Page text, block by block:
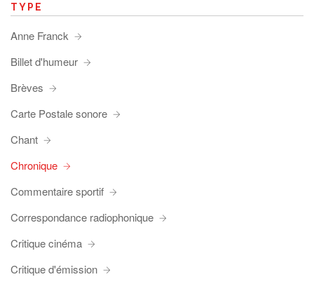
TYPE
Anne Franck
Billet d'humeur
Brèves
Carte Postale sonore
Chant
Chronique
Commentaire sportif
Correspondance radiophonique
Critique cinéma
Critique d'émission